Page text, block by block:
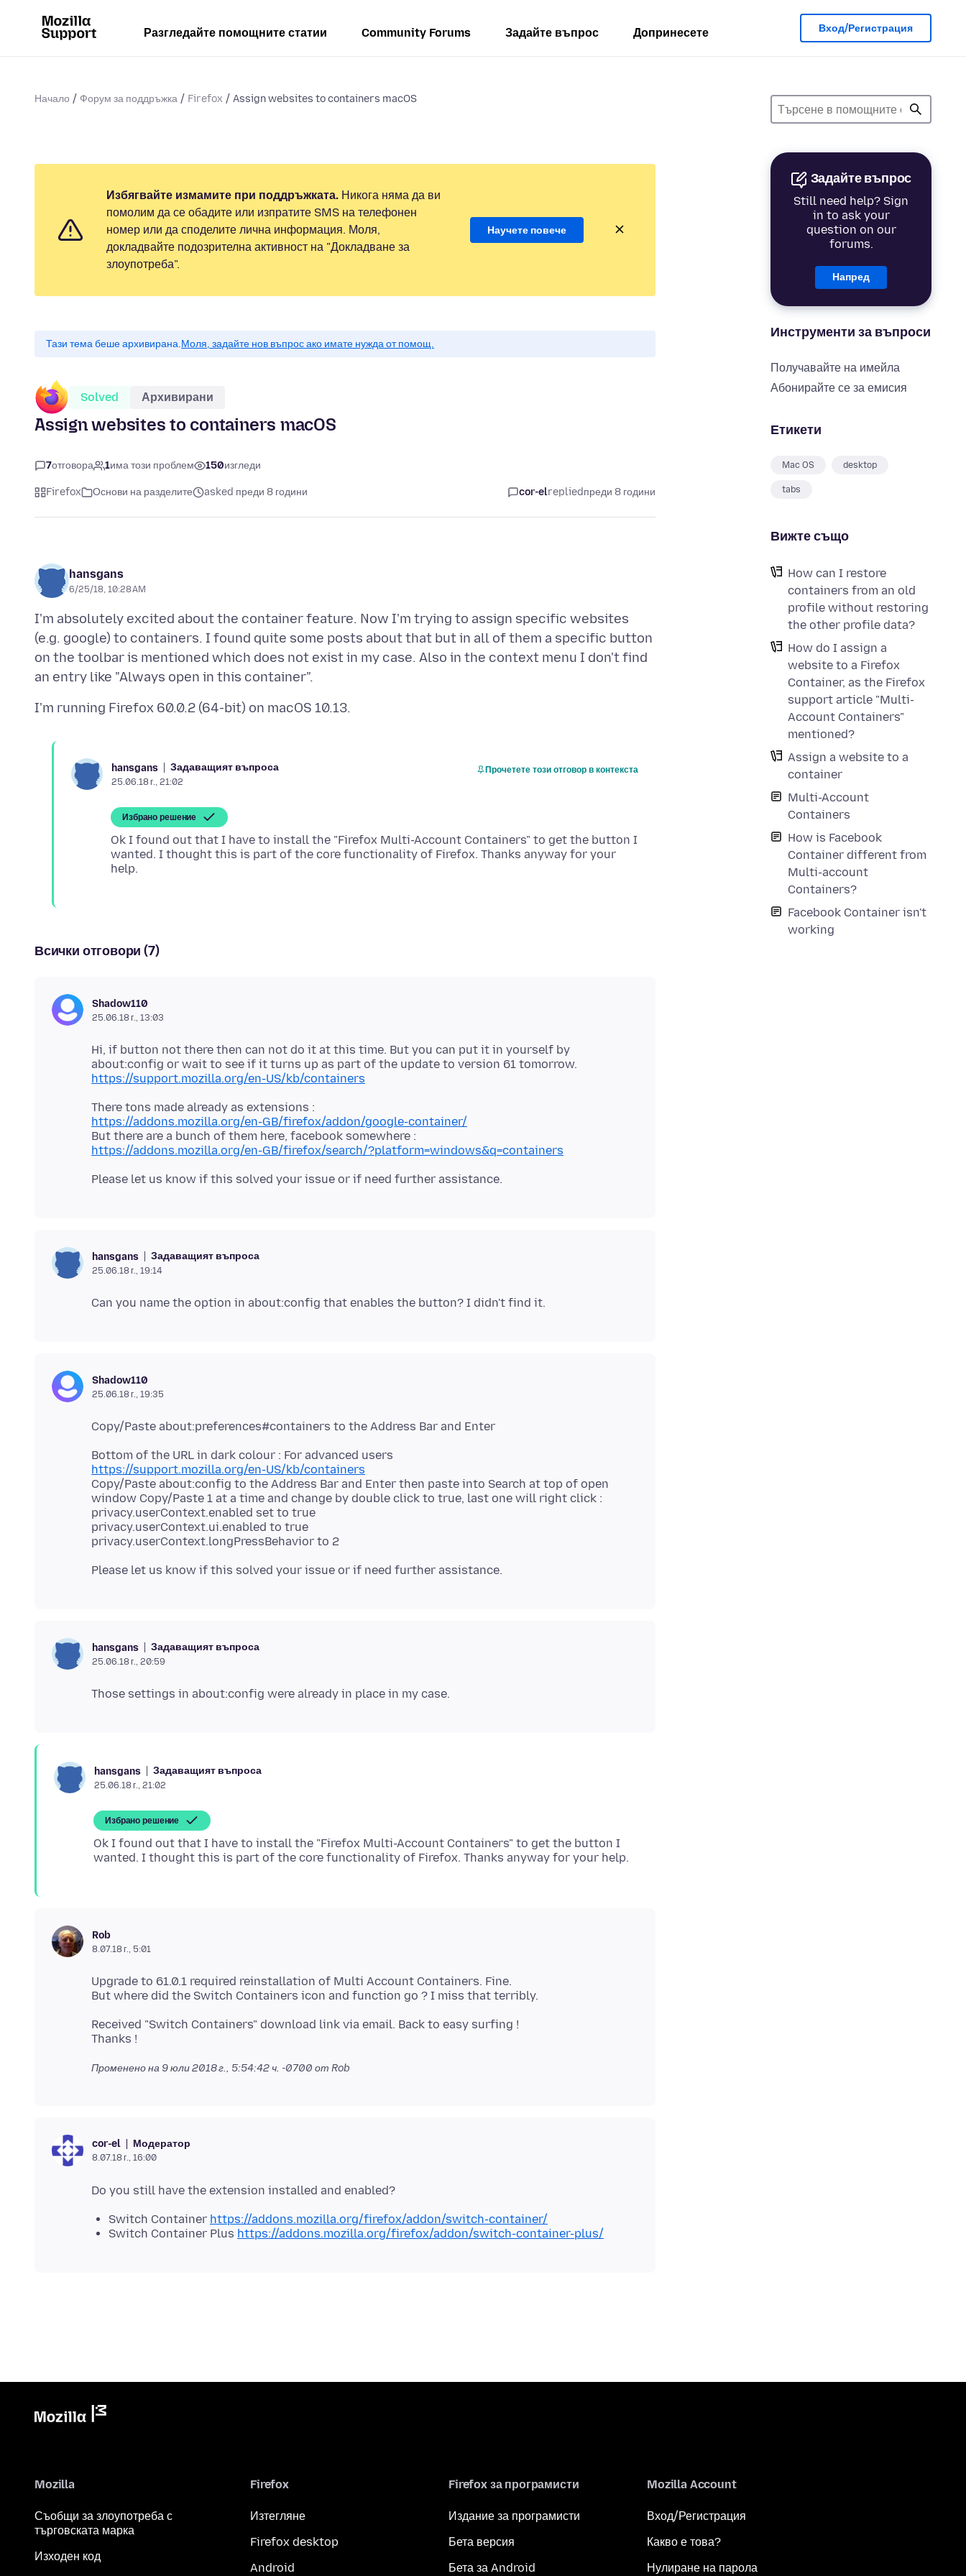
Разгледайте помощните статии Community Forums Задайте въпрос Допринесете Вход/Регистрация
Начало Форум за поддръжка Firefox Assign websites to containers macOS
Задайте въпрос
Still need help? Sign
in to ask your
question on our
forums.
Напред
Инструменти за въпроси
Получавайте на имейла
Абонирайте се за емисия
Етикети
Mac OS desktop
tabs
Вижте също
How can I restore
containers from an old
profile without restoring
the other profile data?
How do I assign a
website to a Firefox
Container, as the Firefox
support article "Multi-
Account Containers"
mentioned?
Assign a website to a
container
Multi-Account
Containers
How is Facebook
Container different from
Multi-account
Containers?
Facebook Container isn't
working
Избягвайте измамите при поддръжката. Никога няма да ви
помолим да се обадите или изпратите SMS на телефонен
номер или да споделите лична информация. Моля,
докладвайте подозрителна активност на "Докладване за
злоупотреба".
Научете повече
Тази тема беше архивирана.Моля, задайте нов въпрос ако имате нужда от помощ.
Solved Архивирани
Assign websites to containers macOS
7отговора 1има този проблем 150изгледи
Firefox Основи на разделите asked преди 8 години cor-elrepliedпреди 8 години
hansgans
6/25/18, 10:28 AM
I'm absolutely excited about the container feature. Now I'm trying to assign specific websites
(e.g. google) to containers. I found quite some posts about that but in all of them a specific button
on the toolbar is mentioned which does not exist in my case. Also in the context menu I don't find
hansgans Задаващият въпроса
25.06.18 г., 21:02
Прочетете този отговор в контекста
Избрано решение
Ok I found out that I have to install the "Firefox Multi-Account Containers" to get the button I
wanted. I thought this is part of the core functionality of Firefox. Thanks anyway for your
Всички отговори (7)
Shadow110
25.06.18 г., 13:03
Hi, if button not there then can not do it at this time. But you can put it in yourself by
https://support.mozilla.org/en-US/kb/containers
https://addons.mozilla.org/en-GB/firefox/addon/google-container/
https://addons.mozilla.org/en-GB/firefox/search/?platform=windows&q=containers
hansgans Задаващият въпроса
25.06.18 г., 19:14
Shadow110
25.06.18 г., 19:35
https://support.mozilla.org/en-US/kb/containers
Copy/Paste about:config to the Address Bar and Enter then paste into Search at top of open
window Copy/Paste 1 at a time and change by double click to true, last one will right click :
privacy.userContext.enabled set to true
privacy.userContext.ui.enabled to true
hansgans Задаващият въпроса
25.06.18 г., 20:59
hansgans Задаващият въпроса
25.06.18 г., 21:02
Избрано решение
Ok I found out that I have to install the "Firefox Multi-Account Containers" to get the button I
Rob
8.07.18 г., 5:01
Upgrade to 61.0.1 required reinstallation of Multi Account Containers. Fine.
Received "Switch Containers" download link via email. Back to easy surfing !
Променено на 9 юли 2018 г., 5:54:42 ч. -0700 от Rob
cor-el Модератор
8.07.18 г., 16:00
Switch Container https://addons.mozilla.org/firefox/addon/switch-container/
Switch Container Plus https://addons.mozilla.org/firefox/addon/switch-container-plus/
Mozilla
Съобщи за злоупотреба с
търговската марка
Изходен код
Firefox
Изтегляне
Firefox desktop
Android
Firefox за програмисти
Издание за програмисти
Бета версия
Бета за Android
Mozilla Account
Вход/Регистрация
Какво е това?
Нулиране на парола